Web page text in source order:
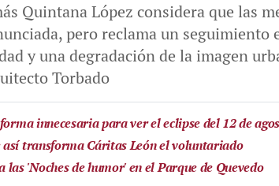
Quintana López considera que las
pero reclama un seguimiento
y una degradación de la imagen
Torbado
innecesaria para ver el eclipse del 12 de
transforma Cáritas León el voluntariado
'Noches de humor' en el Parque de Quevedo